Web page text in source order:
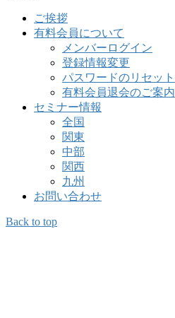
ご挨拶
有料会員について
メンバーログイン
登録情報変更
パスワードのリセット
有料会員退会のご案内
セミナー情報
全国
関東
中部
関西
九州
お問い合わせ
Back to top